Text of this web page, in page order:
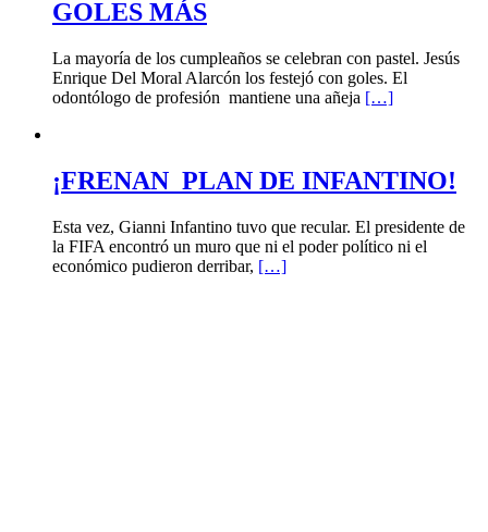
GOLES MÁS
La mayoría de los cumpleaños se celebran con pastel. Jesús
Enrique Del Moral Alarcón los festejó con goles. El
odontólogo de profesión mantiene una añeja […]
¡FRENAN PLAN DE INFANTINO!
Esta vez, Gianni Infantino tuvo que recular. El presidente de
la FIFA encontró un muro que ni el poder político ni el
económico pudieron derribar, […]